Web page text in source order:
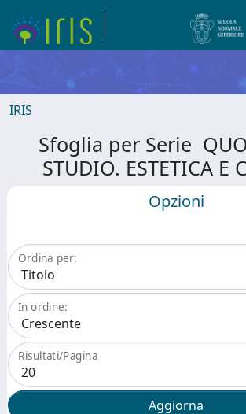
IRIS
Sfoglia per Serie
STUDIO. ESTETICA E
Opzioni
Ordina per:
In ordine:
Risultati/Pagina